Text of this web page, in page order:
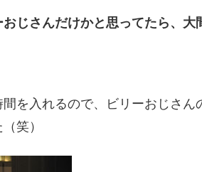
じさんだけかと思ってたら、大
を入れるので、ビリーおじさ
笑）